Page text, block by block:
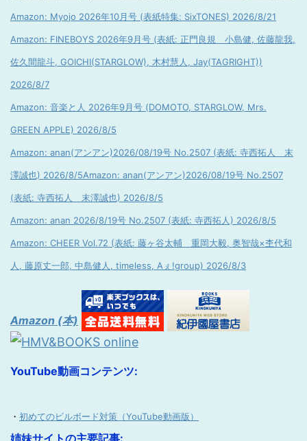
Amazon: Myojo 2026年10月号 (表紙特集: SixTONES) 2026/8/21
Amazon: FINEBOYS 2026年9月号 (表紙: 正門良規 小島健, 佐藤龍我,
佐久間龍斗, GOICHI(STARGLOW), 木村慧人, Jay(TAGRIGHT))
2026/8/7
Amazon: 音楽と人 2026年9月号 (DOMOTO, STARGLOW, Mrs.
GREEN APPLE) 2026/8/5
Amazon: anan(アンアン)2026/08/19号 No.2507 (表紙: 寺西拓人 末
澤誠也) 2026/8/5Amazon: anan(アンアン)2026/08/19号 No.2507
(表紙: 寺西拓人 末澤誠也) 2026/8/5
Amazon: anan 2026/8/19号 No.2507 (表紙: 寺西拓人) 2026/8/5
Amazon: CHEER Vol.72 (表紙: 藤ヶ谷太輔 重岡大毅, 奥智哉×杢代和
人, 藤原丈一郎, 中島健人, timeless, Aぇ!group) 2026/8/3
Amazon (本)
YouTube動画コンテンツ:
・ 初めてのビルボード対策（YouTube動画版）
姉妹サイトの主要記事: